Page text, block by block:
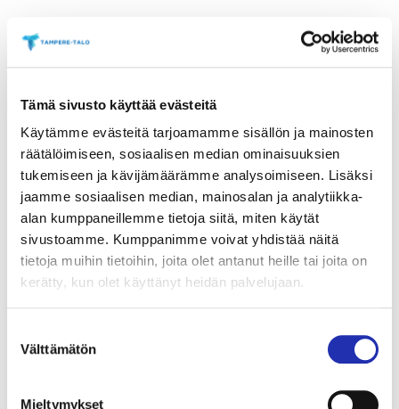
Tämä sivusto käyttää evästeitä
Käytämme evästeitä tarjoamamme sisällön ja mainosten
räätälöimiseen, sosiaalisen median ominaisuuksien
tukemiseen ja kävijämäärämme analysoimiseen. Lisäksi
jaamme sosiaalisen median, mainosalan ja analytiikka-
alan kumppaneillemme tietoja siitä, miten käytät
sivustoamme. Kumppanimme voivat yhdistää näitä
tietoja muihin tietoihin, joita olet antanut heille tai joita on
kerätty, kun olet käyttänyt heidän palvelujaan.
valinta
Välttämätön
Mieltymykset
Game On -kesänäyttelyssä videopelien ihmeelliseen
maailmaan tutustutaan pelaamalla ja testaamalla niitä ihan itse.
Game On– tutustu videopelien historiaan ja